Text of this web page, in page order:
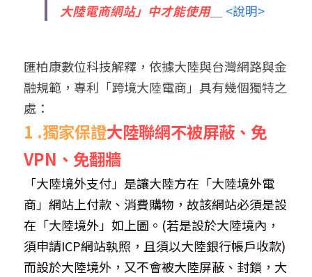
大陸電商網站」中才能使用＿ <說明>
匯柏康數位科技解釋，依據大陸與台灣網路與金
融規範，專利「跨境大陸電商」具有幾個獨特之
處：
1 .獨家保證大陸聯網不被屏蔽、免
VPN、免翻牆
「大陸境外支付」是讓大陸方在「大陸境外電
商」網站上付款、消費購物，故該網站必須是設
在「大陸境外」如上圖。(若是設於大陸境內，
須申請ICP網站執照，且須以大陸銀行帳戶收款)
而設於大陸境外，又不會被大陸屏蔽、封鎖，大